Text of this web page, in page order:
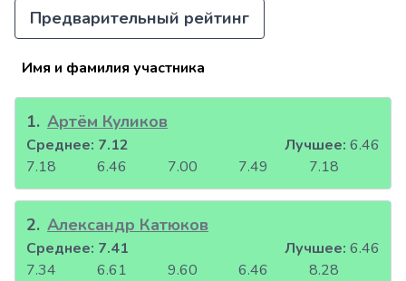
Предварительный рейтинг
Имя и фамилия участника
1. Артём Куликов
7.18 6.46 7.00 7.49 7.18
Среднее: 7.12 Лучшее: 6.46
2. Александр Катюков
7.34 6.61 9.60 6.46 8.28
Среднее: 7.41 Лучшее: 6.46